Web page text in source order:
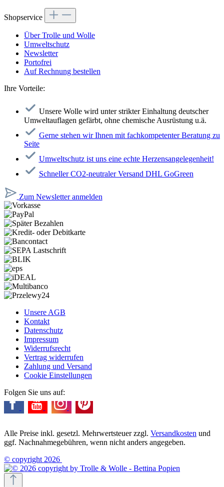
Shopservice
Über Trolle und Wolle
Umweltschutz
Newsletter
Portofrei
Auf Rechnung bestellen
Ihre Vorteile:
Unsere Wolle wird unter strikter Einhaltung deutscher
Umweltauflagen gefärbt, ohne chemische Ausrüstung u.ä.
Gerne stehen wir Ihnen mit fachkompetenter Beratung zu
Seite
Umweltschutz ist uns eine echte Herzensangelegenheit!
Schneller CO2-neutraler Versand DHL GoGreen
Zum Newsletter anmelden
Unsere AGB
Kontakt
Datenschutz
Impressum
Widerrufsrecht
Vertrag widerrufen
Zahlung und Versand
Cookie Einstellungen
Folgen Sie uns auf:
Alle Preise inkl. gesetzl. Mehrwertsteuer zzgl. Versandkosten und
ggf. Nachnahmegebühren, wenn nicht anders angegeben.
© copyright 2026